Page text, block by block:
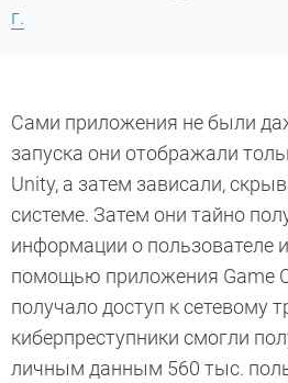
г.
Сами приложения не были
запуска они отображали
Unity, а затем зависали,
системе. Затем они тайно
информации о пользователе
помощью приложения Game
получало доступ к сетевому
киберпреступники смогли
личным данным 560 тыс.